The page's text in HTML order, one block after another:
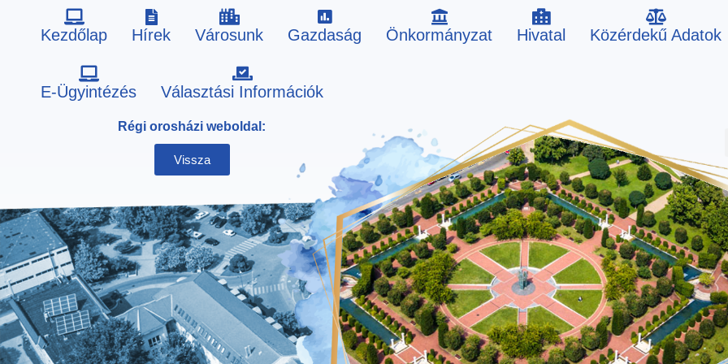
Kezdőlap Hírek Városunk Gazdaság Önkormányzat Hivatal Közérdekű Adatok
E-Ügyintézés Választási Információk
Régi orosházi weboldal:
Vissza